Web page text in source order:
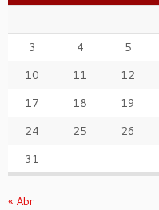
3
4 5
10
11 12
17
18 19
24
25 26
31
« Abr